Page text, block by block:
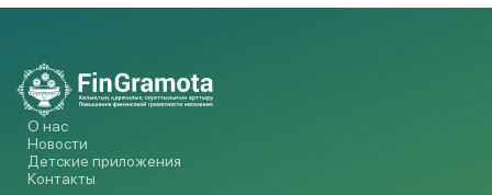
О нас
Новости
Детские приложения
Контакты